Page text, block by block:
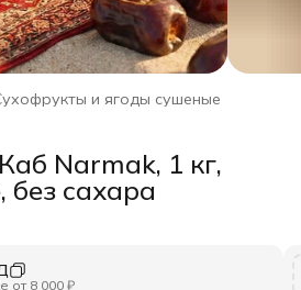
и ягоды сушеные
Narmak, 1 кг,
без сахара
от 8 000 ₽